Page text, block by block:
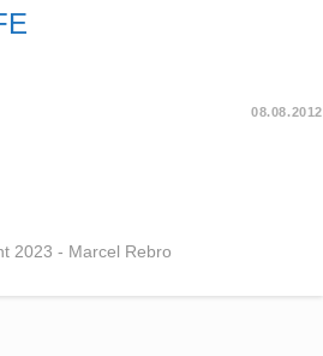
08.08.2012
2023 - Marcel Rebro